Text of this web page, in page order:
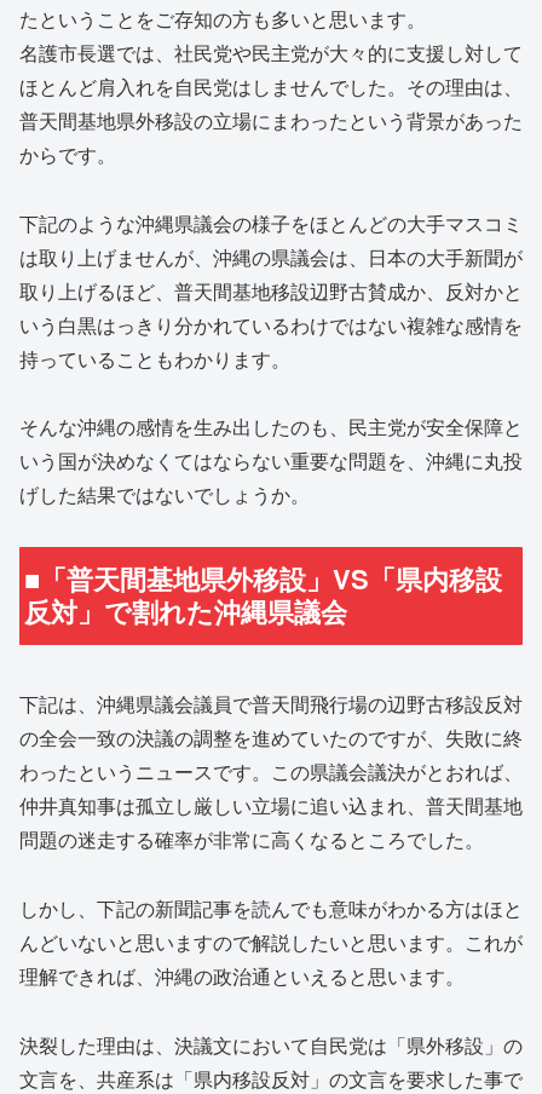
たということをご存知の方も多いと思います。
名護市長選では、社民党や民主党が大々的に支援し対して
ほとんど肩入れを自民党はしませんでした。その理由は、
普天間基地県外移設の立場にまわったという背景があった
からです。
下記のような沖縄県議会の様子をほとんどの大手マスコミ
は取り上げませんが、沖縄の県議会は、日本の大手新聞が
取り上げるほど、普天間基地移設辺野古賛成か、反対かと
いう白黒はっきり分かれているわけではない複雑な感情を
持っていることもわかります。
そんな沖縄の感情を生み出したのも、民主党が安全保障と
いう国が決めなくてはならない重要な問題を、沖縄に丸投
げした結果ではないでしょうか。
■「普天間基地県外移設」VS「県内移設
反対」で割れた沖縄県議会
下記は、沖縄県議会議員で普天間飛行場の辺野古移設反対
の全会一致の決議の調整を進めていたのですが、失敗に終
わったというニュースです。この県議会議決がとおれば、
仲井真知事は孤立し厳しい立場に追い込まれ、普天間基地
問題の迷走する確率が非常に高くなるところでした。
しかし、下記の新聞記事を読んでも意味がわかる方はほと
んどいないと思いますので解説したいと思います。これが
理解できれば、沖縄の政治通といえると思います。
決裂した理由は、決議文において自民党は「県外移設」の
文言を、共産系は「県内移設反対」の文言を要求した事で